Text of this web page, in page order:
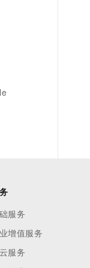
服务
增值服务
服务